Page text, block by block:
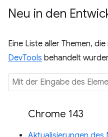
Neu in den
Eine Liste aller Themen,
DevTools behandelt
Chrome 143